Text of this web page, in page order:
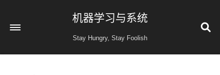
机器学习与系统
Stay Hungry, Stay Foolish